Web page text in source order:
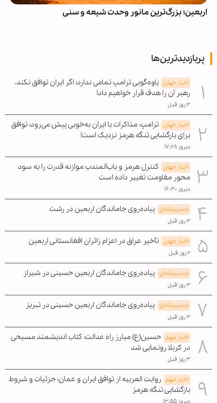
اربعین؛ بزرگ‌ترین مانور وحدت شیعه و سنی
پربازدیدترین‌ها
اخبار جهان یاوه‌گویی ترامپ تمامی ندارد؛ اگر ایران توافق نکند،
رهبر آن را هدف قرار خواهیم داد!
۳ روز قبل
اخبار جهان ترامپ: مذاکرات با ایران به‌خوبی پیش می‌رود؛ توافق
برای بازگشایی تنگه هرمز نزدیک است!
دیروز ۱۷:۲۸
اخبار جهان کنترل هرمز و باب‌المندب موازنه قدرت را به سود
محور مقاومت تغییر داده است
دیروز ۱۶:۳۰
چندرسانه‌ای پیاده‌روی جاماندگان اربعین در رشت
۳ روز قبل
اخبار جهان تأخیر عراق در اعزام زائران افغانستانی اربعین
۲ روز قبل
چندرسانه‌ای پیاده‌روی جاماندگان اربعین حسینی در شیراز
۳ روز قبل
چندرسانه‌ای پیاده‌روی جاماندگان اربعین حسینی در تبریز
۳ روز قبل
اخبار مهم حسین(ع) مبارز راه عدالت؛ کتاب اندیشمند مسیحی
در کربلا رونمایی شد
۳ روز قبل
اخبار مهم روایت العربیه از توافق ایران و عمان؛ جزئیات و شروط
بازگشایی تنگه هرمز